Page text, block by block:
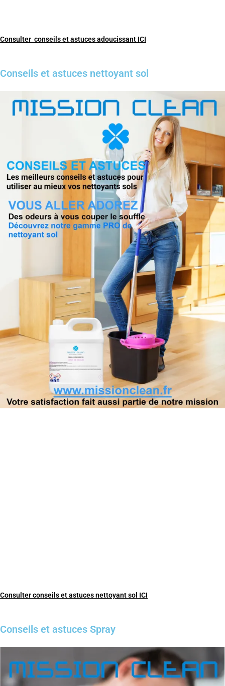
Consulter conseils et astuces adoucissant ICI
Conseils et astuces nettoyant sol
Consulter conseils et astuces nettoyant sol ICI
Conseils et astuces Spray